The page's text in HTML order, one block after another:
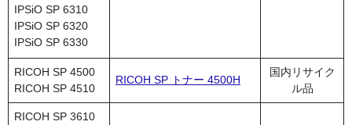
IPSiO SP 6310
IPSiO SP 6320
IPSiO SP 6330
RICOH SP 4500
RICOH SP 4510
RICOH SP トナー 4500H
国内リサイク
ル品
RICOH SP 3610